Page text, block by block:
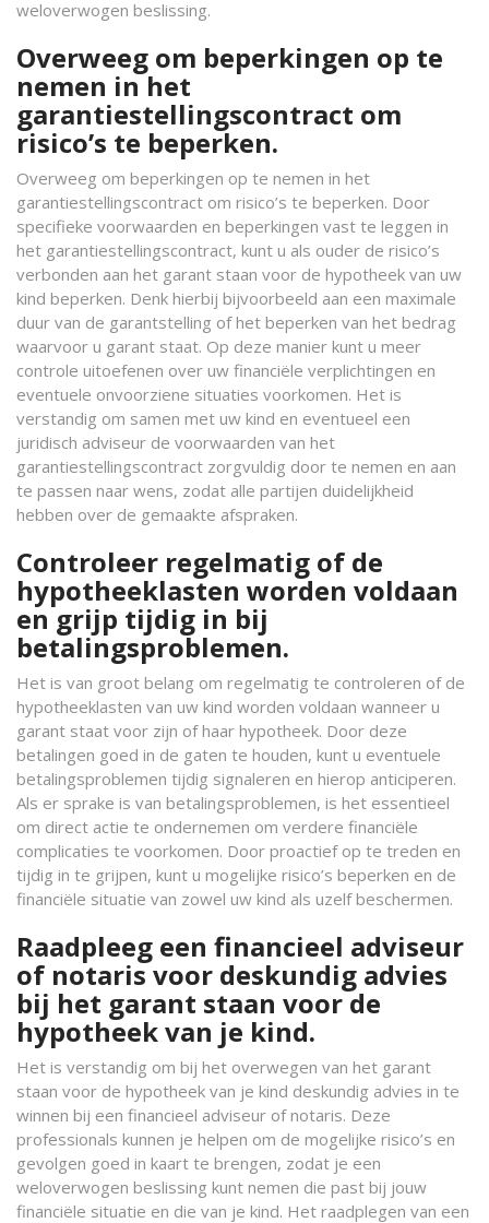
weloverwogen beslissing.
Overweeg om beperkingen op te
nemen in het
garantiestellingscontract om
risico’s te beperken.
Overweeg om beperkingen op te nemen in het
garantiestellingscontract om risico’s te beperken. Door
specifieke voorwaarden en beperkingen vast te leggen in
het garantiestellingscontract, kunt u als ouder de risico’s
verbonden aan het garant staan voor de hypotheek van uw
kind beperken. Denk hierbij bijvoorbeeld aan een maximale
duur van de garantstelling of het beperken van het bedrag
waarvoor u garant staat. Op deze manier kunt u meer
controle uitoefenen over uw financiële verplichtingen en
eventuele onvoorziene situaties voorkomen. Het is
verstandig om samen met uw kind en eventueel een
juridisch adviseur de voorwaarden van het
garantiestellingscontract zorgvuldig door te nemen en aan
te passen naar wens, zodat alle partijen duidelijkheid
hebben over de gemaakte afspraken.
Controleer regelmatig of de
hypotheeklasten worden voldaan
en grijp tijdig in bij
betalingsproblemen.
Het is van groot belang om regelmatig te controleren of de
hypotheeklasten van uw kind worden voldaan wanneer u
garant staat voor zijn of haar hypotheek. Door deze
betalingen goed in de gaten te houden, kunt u eventuele
betalingsproblemen tijdig signaleren en hierop anticiperen.
Als er sprake is van betalingsproblemen, is het essentieel
om direct actie te ondernemen om verdere financiële
complicaties te voorkomen. Door proactief op te treden en
tijdig in te grijpen, kunt u mogelijke risico’s beperken en de
financiële situatie van zowel uw kind als uzelf beschermen.
Raadpleeg een financieel adviseur
of notaris voor deskundig advies
bij het garant staan voor de
hypotheek van je kind.
Het is verstandig om bij het overwegen van het garant
staan voor de hypotheek van je kind deskundig advies in te
winnen bij een financieel adviseur of notaris. Deze
professionals kunnen je helpen om de mogelijke risico’s en
gevolgen goed in kaart te brengen, zodat je een
weloverwogen beslissing kunt nemen die past bij jouw
financiële situatie en die van je kind. Het raadplegen van een